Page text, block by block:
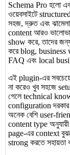
Schema Pro হলো
ওয়েবসাইটে
সহজ, দ্রুত এবং
content আরও
show করে, তাদের
করে blog,
FAQ এবং local
এই plugin-এর
না করেও খুব সহজে
গেলে technical
configuration
অনেক বেশি user-
content type
page-এর context
strong করতে সহায়তা